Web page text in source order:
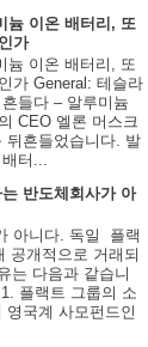
늄 이온 배터리, 또
가
늄 이온 배터리, 또
가 General: 테슬라
들다 – 알루미늄
CEO 엘론 머스크
뒤흔들었습니다. 발
터...
반도체회사가 아
아니다. 독일 플랙
공개적으로 거래되
는 다음과 같습니
플랙트 그룹의 소
국계 사모펀드인